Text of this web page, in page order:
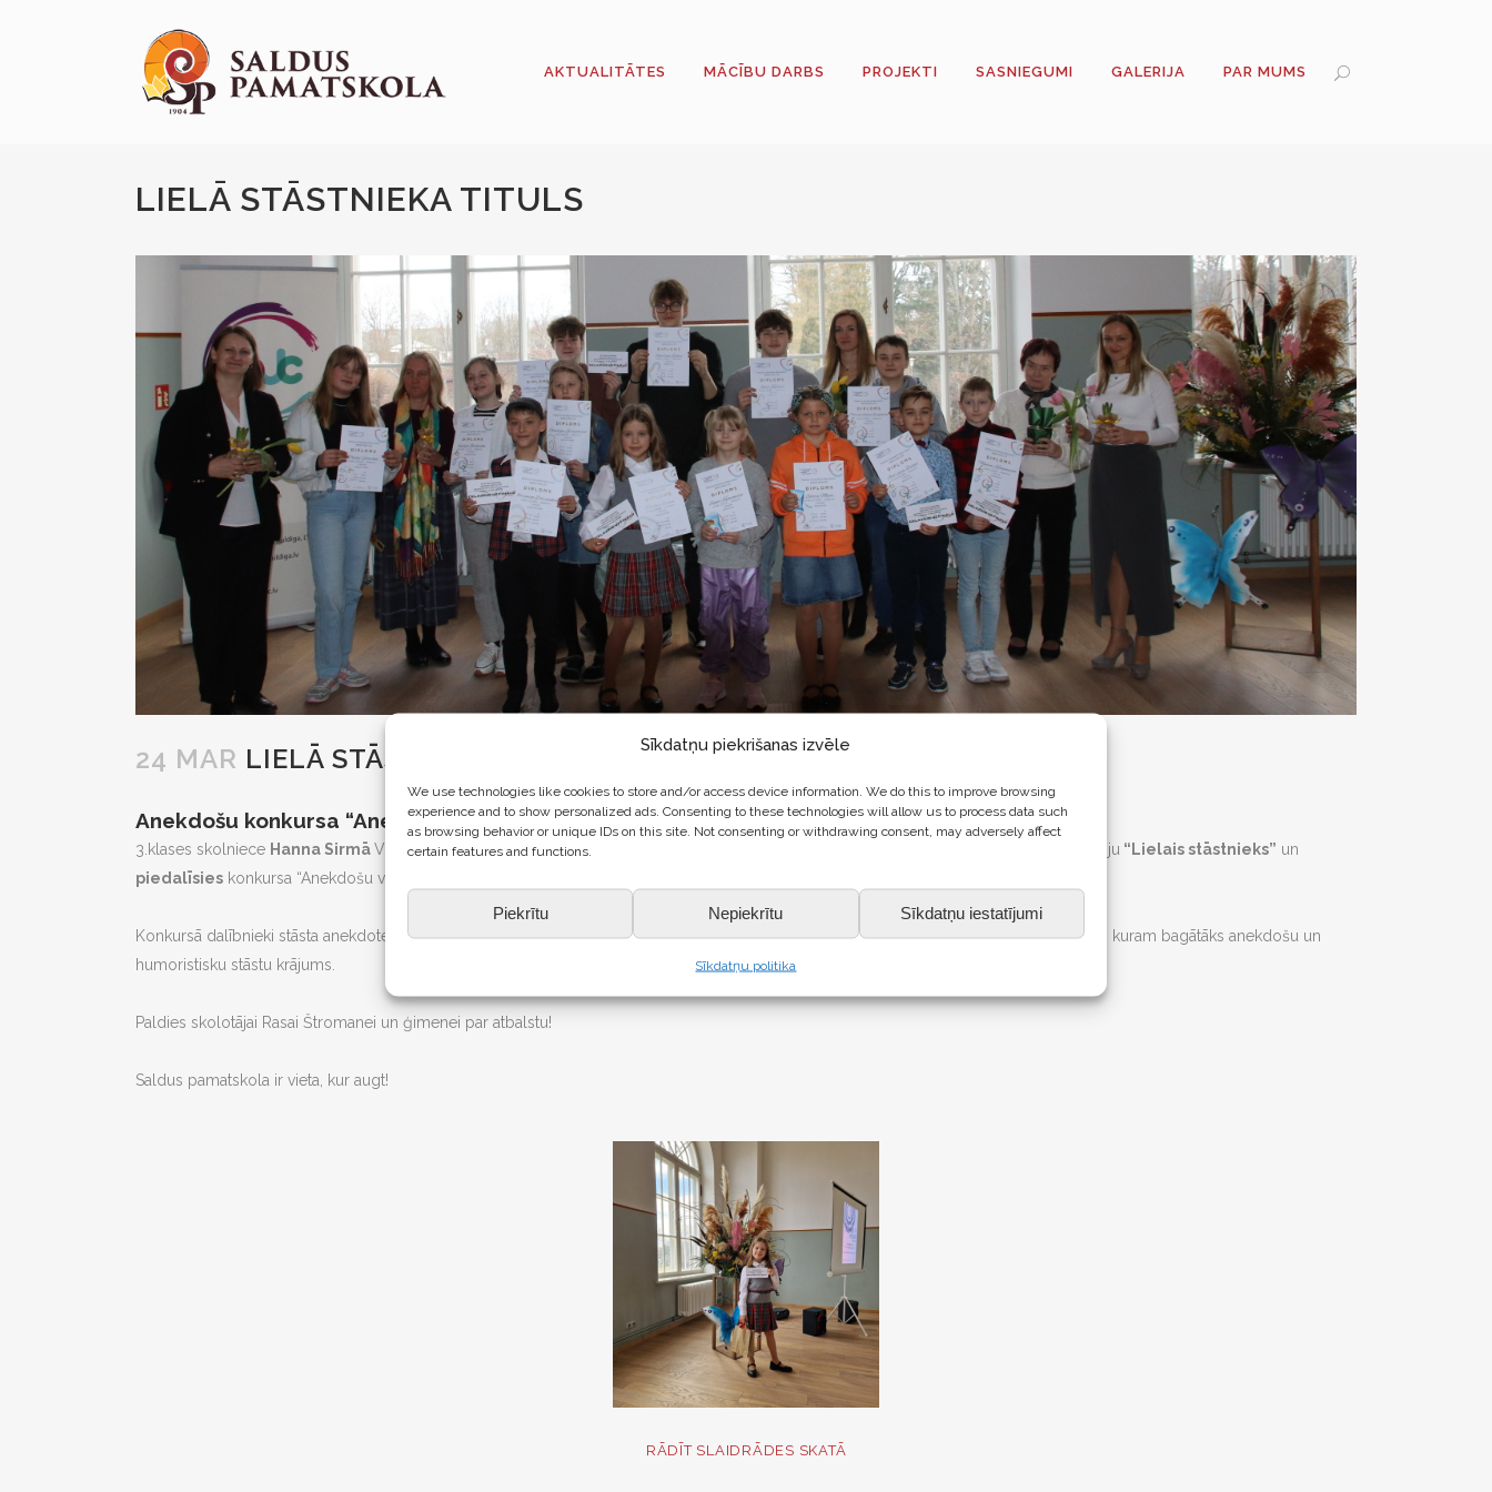
Sīkdatņu piekrišanas izvēle
We use technologies like cookies to store and/or access device information. We do this to improve browsing
experience and to show personalized ads. Consenting to these technologies will allow us to process data such
as browsing behavior or unique IDs on this site. Not consenting or withdrawing consent, may adversely affect
certain features and functions.
Piekrītu Nepiekrītu Sīkdatņu iestatījumi
Sīkdatņu politika
AKTUALITĀTES MĀCĪBU DARBS PROJEKTI SASNIEGUMI GALERIJA PAR MUMS
LIELĀ STĀSTNIEKA TITULS
24 MAR LIELĀ STĀSTNIEKA TITULS
Anekdošu konkursa “Anekdošu virpulis 2025” pusfināls
3.klases skolniece Hanna SirmāViduskursas un Austrumkursas folkloras konkursa “Anekdošu virpulis 2025” pusfinālā saņēma nomināciju “Lielais stāstnieks” un
piedalīsies konkursa “Anekdošu virpulis 2025”
Konkursā dalībnieki stāsta anekdotes, humoristiskus stāstus un gadījumus no dzīves, lai stāstījuma laikā sasmīdinātu klausītājus. Uzvar tas, kuram bagātāks anekdošu un
humoristisku stāstu krājums.
Paldies skolotājai Rasai Štromanei un ģimenei par atbalstu!
Saldus pamatskola ir vieta, kur augt!
RĀDĪT SLAIDRĀDES SKATĀ